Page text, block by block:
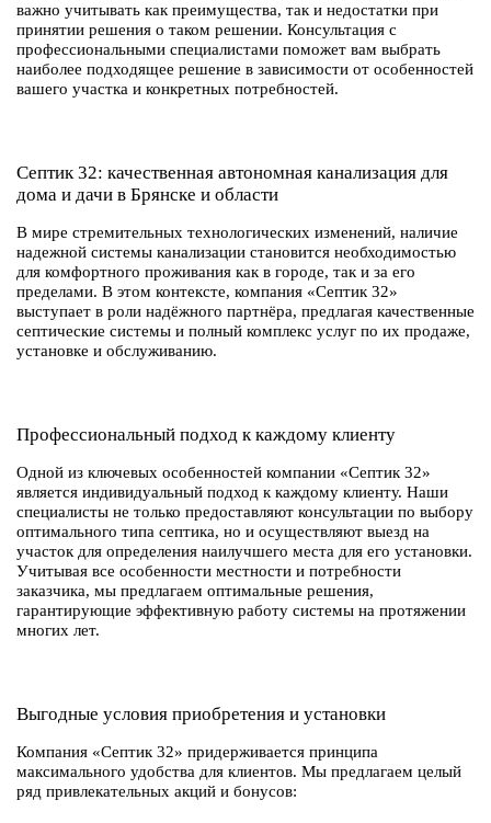
важно учитывать как преимущества, так и недостатки при
принятии решения о таком решении. Консультация с
профессиональными специалистами поможет вам выбрать
наиболее подходящее решение в зависимости от особенностей
вашего участка и конкретных потребностей.
Септик 32: качественная автономная канализация для
дома и дачи в Брянске и области
В мире стремительных технологических изменений, наличие
надежной системы канализации становится необходимостью
для комфортного проживания как в городе, так и за его
пределами. В этом контексте, компания «Септик 32»
выступает в роли надёжного партнёра, предлагая качественные
септические системы и полный комплекс услуг по их продаже,
установке и обслуживанию.
Профессиональный подход к каждому клиенту
Одной из ключевых особенностей компании «Септик 32»
является индивидуальный подход к каждому клиенту. Наши
специалисты не только предоставляют консультации по выбору
оптимального типа септика, но и осуществляют выезд на
участок для определения наилучшего места для его установки.
Учитывая все особенности местности и потребности
заказчика, мы предлагаем оптимальные решения,
гарантирующие эффективную работу системы на протяжении
многих лет.
Выгодные условия приобретения и установки
Компания «Септик 32» придерживается принципа
максимального удобства для клиентов. Мы предлагаем целый
ряд привлекательных акций и бонусов: